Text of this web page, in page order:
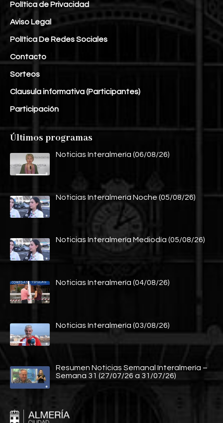
Política de Privacidad
Aviso Legal
Política De Redes Sociales
Contacto
Sorteos
Clausula informativa (Participantes)
Participación
Últimos programas
Noticias Interalmería (06/08/26)
Noticias Interalmería Noche (05/08/26)
Noticias Interalmería Mediodía (05/08/26)
Noticias Interalmería (04/08/26)
Noticias Interalmería (03/08/26)
Resumen Noticias Semanal Interalmería –
Semana 31 (27/07/26 a 31/07/26)